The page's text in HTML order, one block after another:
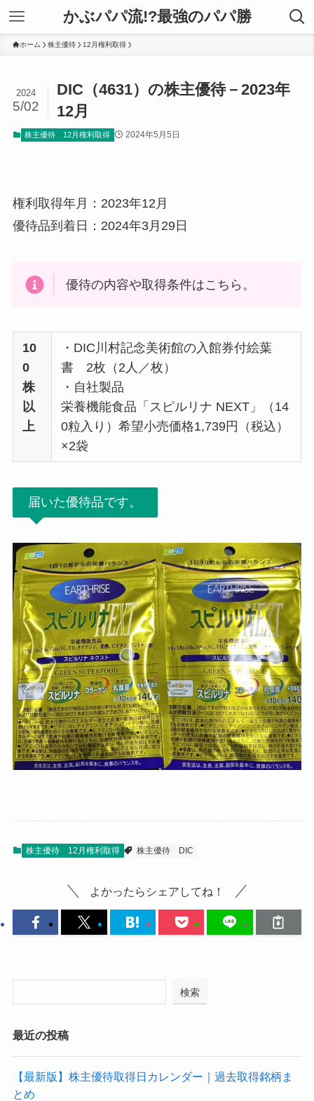
かぶパパ流!?最強のパパ勝
ホーム 株主優待 12月権利取得
DIC（4631）の株主優待－2023年
12月
2024
5/02
株主優待 12月権利取得 2024年5月5日
権利取得年月：2023年12月
優待品到着日：2024年3月29日
優待の内容や取得条件はこちら。
10
0
株
以
上
・DIC川村記念美術館の入館券付絵葉
書 2枚（2人／枚）
・自社製品
栄養機能食品「スピルリナ NEXT」（14
0粒入り）希望小売価格1,739円（税込）
×2袋
届いた優待品です。
株主優待 12月権利取得 株主優待 DIC
よかったらシェアしてね！
検索
最近の投稿
【最新版】株主優待取得日カレンダー｜過去取得銘柄ま
とめ